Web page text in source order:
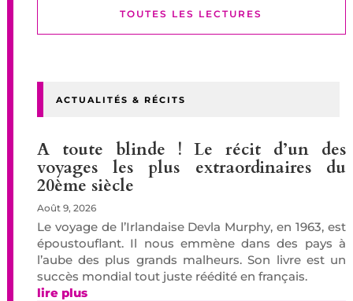
TOUTES LES LECTURES
ACTUALITÉS & RÉCITS
A toute blinde ! Le récit d’un des
voyages les plus extraordinaires du
20ème siècle
Août 9, 2026
Le voyage de l’Irlandaise Devla Murphy, en 1963, est
époustouflant. Il nous emmène dans des pays à
l’aube des plus grands malheurs. Son livre est un
succès mondial tout juste réédité en français.
lire plus